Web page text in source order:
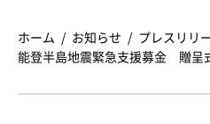
ホーム お知らせ
プレスリリ
能登半島地震緊急支援募金 贈呈